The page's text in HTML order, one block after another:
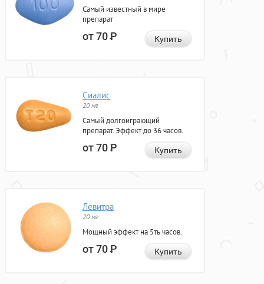
Самый известный в мире
препарат
от 70Р Купить
Сиалис
20 мг
Самый долгоиграющий
препарат. Эффект до 36 часов.
от 70Р Купить
Левитра
20 мг
Мощный эффект на 5ть часов.
от 70Р Купить